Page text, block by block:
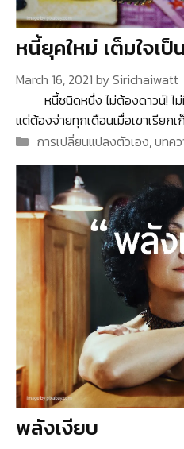
หนี้ยุคใหม่ เต็มใจเ
March 16, 2021 bySirichaiwatt
หนี้ชนิดหนึ่ง ไม่ต้องดาวน์! ไ
แต่ต้องจ่ายทุกเดือนเมื่อเขาเรียก
Categories
การเปลี่ยนแปลงตัวเอง,บทค
พลังเงียบ